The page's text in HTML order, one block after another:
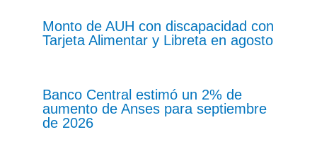
Monto de AUH con discapacidad con
Tarjeta Alimentar y Libreta en agosto
Banco Central estimó un 2% de
aumento de Anses para septiembre
de 2026